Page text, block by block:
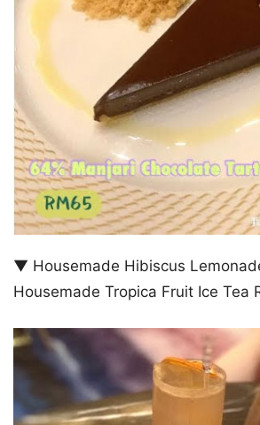
▼ Housemade Hibiscus
Housemade Tropica Fruit Ice Tea